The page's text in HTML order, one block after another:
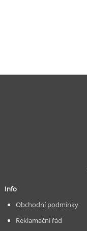
Info
Obchodní podmínky
Reklamační řád